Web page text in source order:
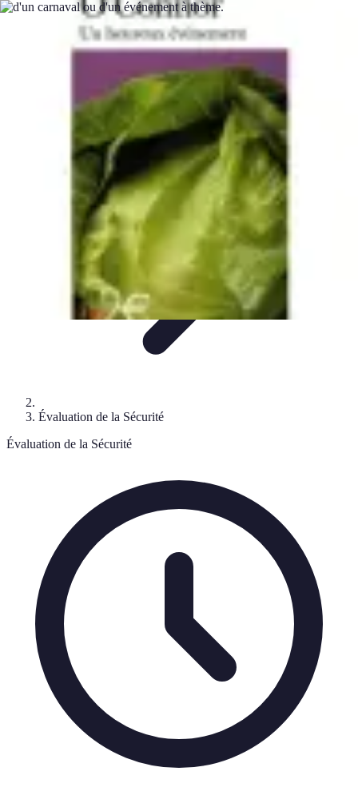
Services Sécurité
Choix du serviceChoix du Service de SécuritéSécurité des
Types de ServicesServices de Sécurité
Services Sécurité
Évaluation de la Sécurité
Évaluation de la Sécurité